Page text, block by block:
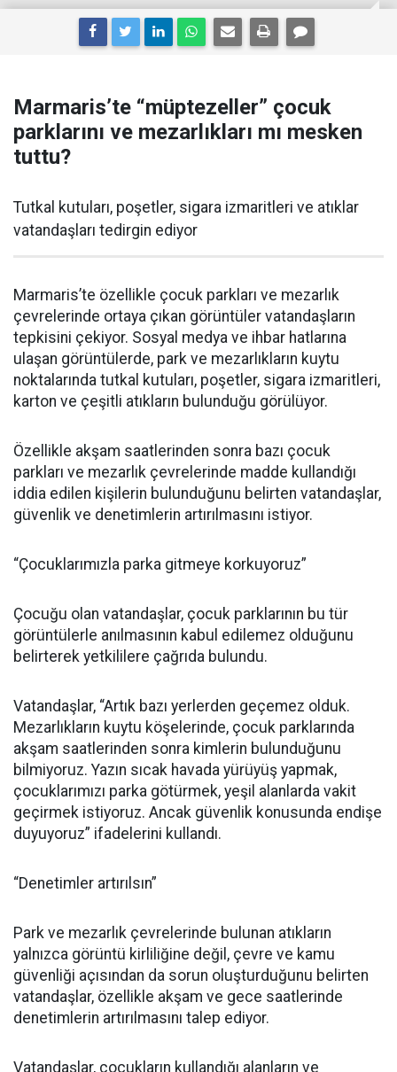
Marmaris’te “müptezeller” çocuk
parklarını ve mezarlıkları mı mesken
tuttu?
Tutkal kutuları, poşetler, sigara izmaritleri ve atıklar
vatandaşları tedirgin ediyor
Marmaris’te özellikle çocuk parkları ve mezarlık
çevrelerinde ortaya çıkan görüntüler vatandaşların
tepkisini çekiyor. Sosyal medya ve ihbar hatlarına
ulaşan görüntülerde, park ve mezarlıkların kuytu
noktalarında tutkal kutuları, poşetler, sigara izmaritleri,
karton ve çeşitli atıkların bulunduğu görülüyor.
Özellikle akşam saatlerinden sonra bazı çocuk
parkları ve mezarlık çevrelerinde madde kullandığı
iddia edilen kişilerin bulunduğunu belirten vatandaşlar,
güvenlik ve denetimlerin artırılmasını istiyor.
“Çocuklarımızla parka gitmeye korkuyoruz”
Çocuğu olan vatandaşlar, çocuk parklarının bu tür
görüntülerle anılmasının kabul edilemez olduğunu
belirterek yetkililere çağrıda bulundu.
Vatandaşlar, “Artık bazı yerlerden geçemez olduk.
Mezarlıkların kuytu köşelerinde, çocuk parklarında
akşam saatlerinden sonra kimlerin bulunduğunu
bilmiyoruz. Yazın sıcak havada yürüyüş yapmak,
çocuklarımızı parka götürmek, yeşil alanlarda vakit
geçirmek istiyoruz. Ancak güvenlik konusunda endişe
duyuyoruz” ifadelerini kullandı.
“Denetimler artırılsın”
Park ve mezarlık çevrelerinde bulunan atıkların
yalnızca görüntü kirliliğine değil, çevre ve kamu
güvenliği açısından da sorun oluşturduğunu belirten
vatandaşlar, özellikle akşam ve gece saatlerinde
denetimlerin artırılmasını talep ediyor.
Vatandaşlar, çocukların kullandığı alanların ve